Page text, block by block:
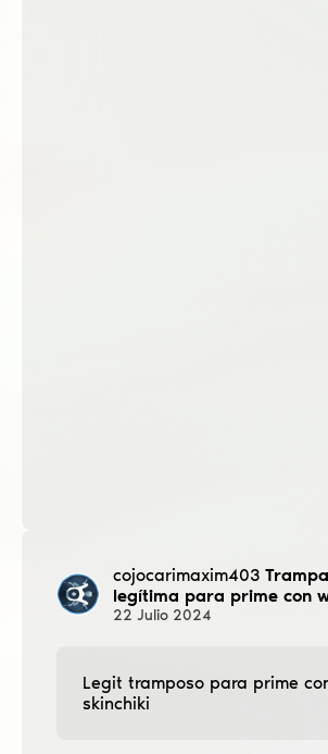
cojocarimaxim403 Trampa
legítima para prime con
22 Julio 2024
Legit tramposo para prime
ѕkinchiki